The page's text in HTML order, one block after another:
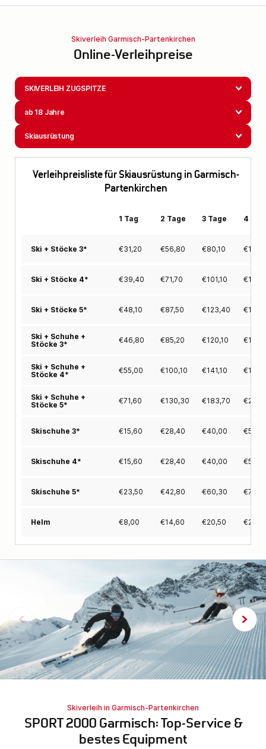
Skiverleih Garmisch-Partenkirchen
Online-Verleihpreise
SKIVERLEIH ZUGSPITZE
ab 18 Jahre
Skiausrüstung
Verleihpreisliste für Skiausrüstung in Garmisch-
Partenkirchen
1 Tag 2 Tage 3 Tage 4
Ski + Stöcke 3* €31,20 €56,80 €80,10 €
Ski + Stöcke 4* €39,40 €71,70 €101,10 €
Ski + Stöcke 5* €48,10 €87,50 €123,40 €
Ski + Schuhe +
Stöcke 3*
€46,80 €85,20 €120,10 €
Ski + Schuhe +
Stöcke 4*
€55,00 €100,10 €141,10 €
Ski + Schuhe +
Stöcke 5*
€71,60 €130,30 €183,70 €
Skischuhe 3* €15,60 €28,40 €40,00 €
Skischuhe 4* €15,60 €28,40 €40,00 €
Skischuhe 5* €23,50 €42,80 €60,30 €
Helm €8,00 €14,60 €20,50 €
Skiverleih in Garmisch-Partenkirchen
SPORT 2000 Garmisch: Top-Service &
bestes Equipment